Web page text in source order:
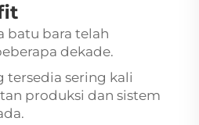
batu bara telah
dekade.
tersedia sering kali
produksi dan sistem